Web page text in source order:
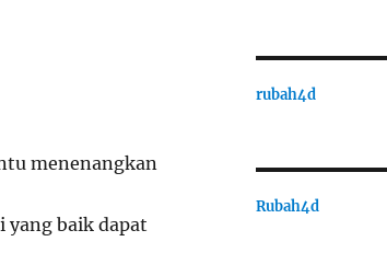
menenangkan
yang baik dapat
rubah4d
Rubah4d